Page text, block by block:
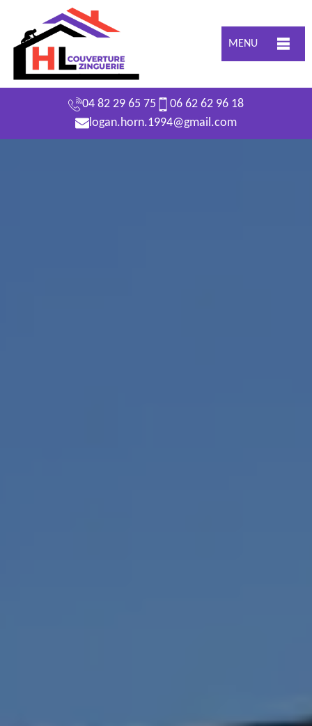
MENU
04 82 29 65 75
06 62 62 96 18
logan.horn.1994@gmail.com